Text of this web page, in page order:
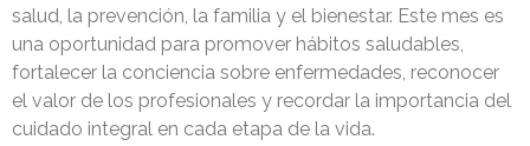
salud, la prevención, la familia y el bienestar. Este mes es
una oportunidad para promover hábitos saludables,
fortalecer la conciencia sobre enfermedades, reconocer
el valor de los profesionales y recordar la importancia del
cuidado integral en cada etapa de la vida.